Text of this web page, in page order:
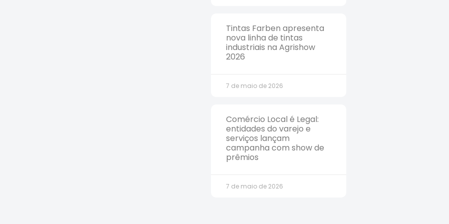
Tintas Farben apresenta
nova linha de tintas
industriais na Agrishow
2026
7 de maio de 2026
Comércio Local é Legal:
entidades do varejo e
serviços lançam
campanha com show de
prêmios
7 de maio de 2026